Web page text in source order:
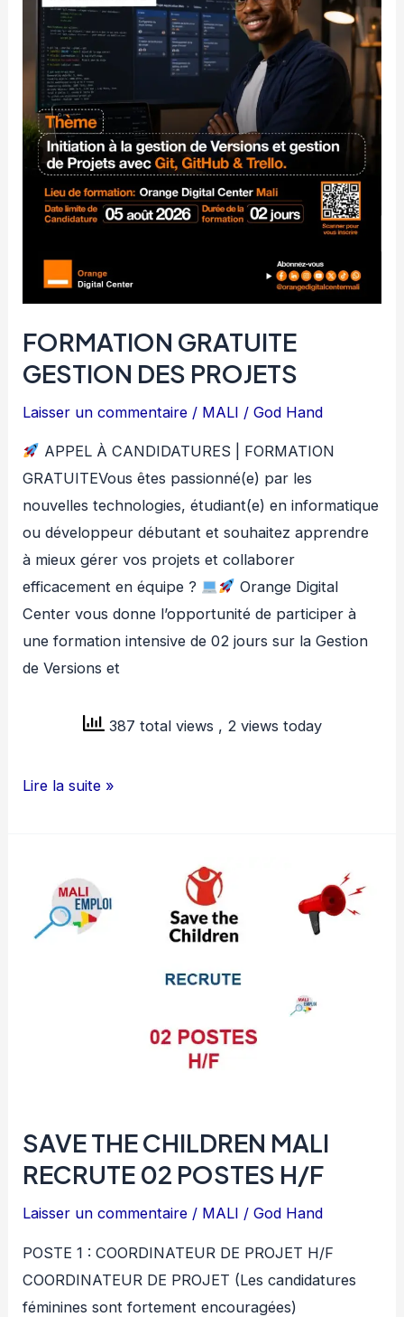
H/F
FORMATION GRATUITE
GESTION DES PROJETS
Laisser un commentaire / MALI /God Hand
APPEL À CANDIDATURES | FORMATION
GRATUITEVous êtes passionné(e) par les
nouvelles technologies, étudiant(e) en informatique
ou développeur débutant et souhaitez apprendre
à mieux gérer vos projets et collaborer
efficacement en équipe ?
Orange Digital
Center vous donne l’opportunité de participer à
une formation intensive de 02 jours sur la Gestion
de Versions et
387 total views , 2 views today
FORMATION
PROJETS
Lire la suite »
SAVE THE CHILDREN MALI
RECRUTE 02 POSTES H/F
Laisser un commentaire / MALI /God Hand
POSTE 1 : COORDINATEUR DE PROJET H/F
COORDINATEUR DE PROJET (Les candidatures
féminines sont fortement encouragées)